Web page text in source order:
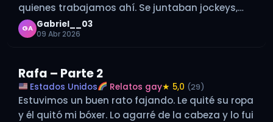
quienes trabajamos ahí. Se juntaban jockeys,
entrenadores, dueños de caballos, grooms y
oficiales del hipódromo.…
GA Gabriel__03
09 Abr 2026
Rafa – Parte 2
Estados Unidos Relatos gay★ 5,0 (29)
Estuvimos un buen rato fajando. Le quité su ropa
y él quitó mi bóxer. Lo agarré de la cabeza y lo fui